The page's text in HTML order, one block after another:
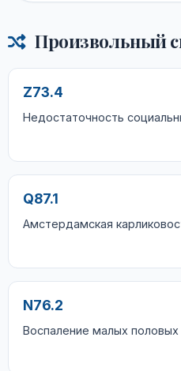
Произвольный
Z73.4
Недостаточность
Q87.1
Амстердамская
N76.2
Воспаление малых половых